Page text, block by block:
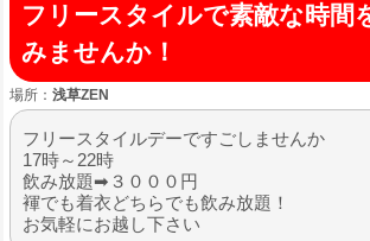
フリースタイルで素敵な時間
みませんか！
場所： 浅草ZEN
フリースタイルデーですごしませんか
17時～22時
飲み放題➡３０００円
褌でも着衣どちらでも飲み放題！
お気軽にお越し下さい